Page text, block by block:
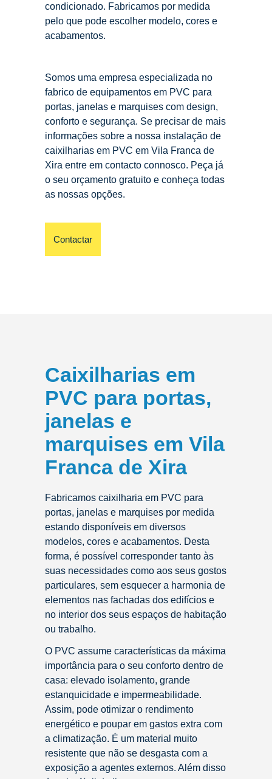
condicionado. Fabricamos por medida
pelo que pode escolher modelo, cores e
acabamentos.
Somos uma empresa especializada no
fabrico de equipamentos em PVC para
portas, janelas e marquises com design,
conforto e segurança. Se precisar de mais
informações sobre a nossa instalação de
caixilharias em PVC em Vila Franca de
Xira entre em contacto connosco. Peça já
o seu orçamento gratuito e conheça todas
as nossas opções.
Contactar
Caixilharias em
PVC para portas,
janelas e
marquises em Vila
Franca de Xira
Fabricamos caixilharia em PVC para
portas, janelas e marquises por medida
estando disponíveis em diversos
modelos, cores e acabamentos. Desta
forma, é possível corresponder tanto às
suas necessidades como aos seus gostos
particulares, sem esquecer a harmonia de
elementos nas fachadas dos edifícios e
no interior dos seus espaços de habitação
ou trabalho.
O PVC assume características da máxima
importância para o seu conforto dentro de
casa: elevado isolamento, grande
estanquicidade e impermeabilidade.
Assim, pode otimizar o rendimento
energético e poupar em gastos extra com
a climatização. É um material muito
resistente que não se desgasta com a
exposição a agentes externos. Além disso